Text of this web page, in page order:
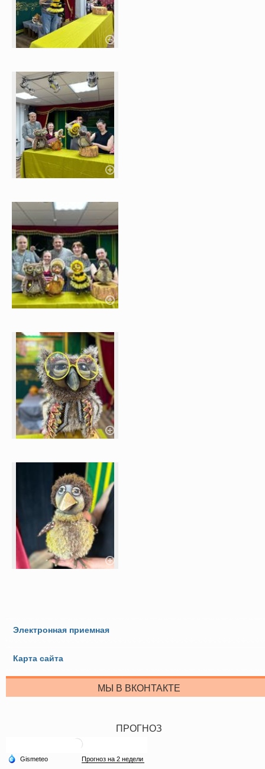
Электронная приемная
Карта сайта
МЫ В ВКОНТАКТЕ
ПРОГНОЗ